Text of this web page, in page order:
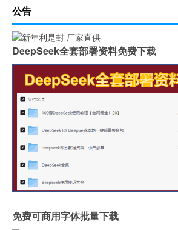
公告
DeepSeek全套部署资料免费下载
免费可商用字体批量下载